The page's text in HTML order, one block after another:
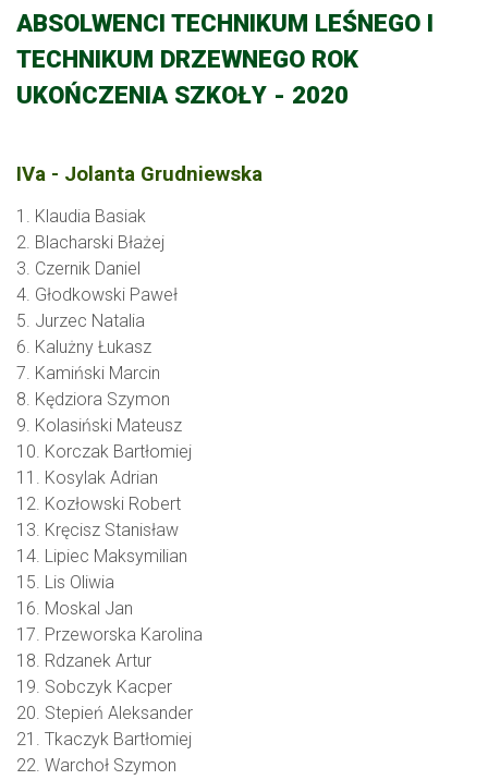
ABSOLWENCI TECHNIKUM LEŚNEGO I
TECHNIKUM DRZEWNEGO ROK
UKOŃCZENIA SZKOŁY - 2020
IVa - Jolanta Grudniewska
1. Klaudia Basiak
2. Blacharski Błażej
3. Czernik Daniel
4. Głodkowski Paweł
5. Jurzec Natalia
6. Kalużny Łukasz
7. Kamiński Marcin
8. Kędziora Szymon
9. Kolasiński Mateusz
10. Korczak Bartłomiej
11. Kosylak Adrian
12. Kozłowski Robert
13. Kręcisz Stanisław
14. Lipiec Maksymilian
15. Lis Oliwia
16. Moskal Jan
17. Przeworska Karolina
18. Rdzanek Artur
19. Sobczyk Kacper
20. Stepień Aleksander
21. Tkaczyk Bartłomiej
22. Warchoł Szymon